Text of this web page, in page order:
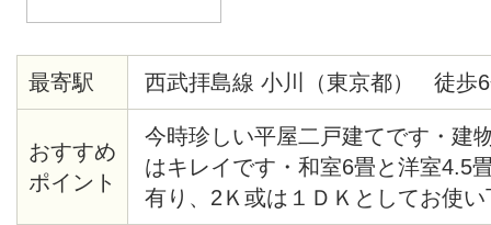
最寄駅 西武拝島線 小川（東京都） 徒歩
おすすめ
ポイント
今時珍しい平屋二戸建てです・建
はキレイです・和室6畳と洋室4.5
有り、2Ｋ或は１ＤＫとしてお使